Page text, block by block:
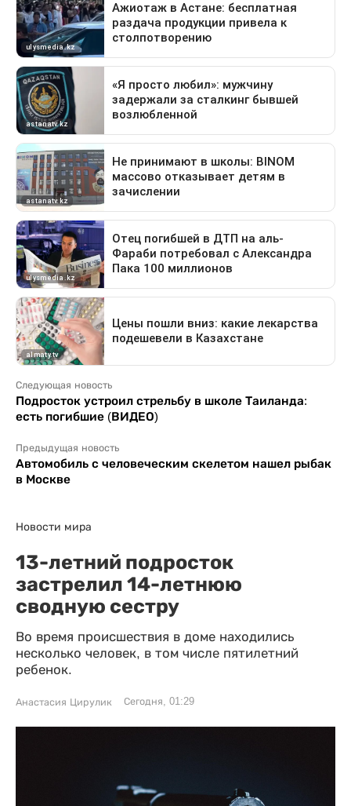
Следующая новость
Подросток устроил стрельбу в школе Таиланда:
есть погибшие (ВИДЕО)
Предыдущая новость
Автомобиль с человеческим скелетом нашел рыбак
в Москве
Новости мира
13-летний подросток
застрелил 14-летнюю
сводную сестру
Во время происшествия в доме находились
несколько человек, в том числе пятилетний
ребенок.
Анастасия Цирулик Сегодня, 01:29